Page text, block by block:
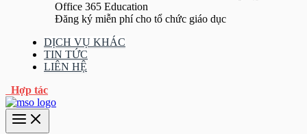
Office 365 Education
Đăng ký miễn phí cho tổ chức giáo dục
DỊCH VỤ KHÁC
TIN TỨC
LIÊN HỆ
Hợp tác
Main